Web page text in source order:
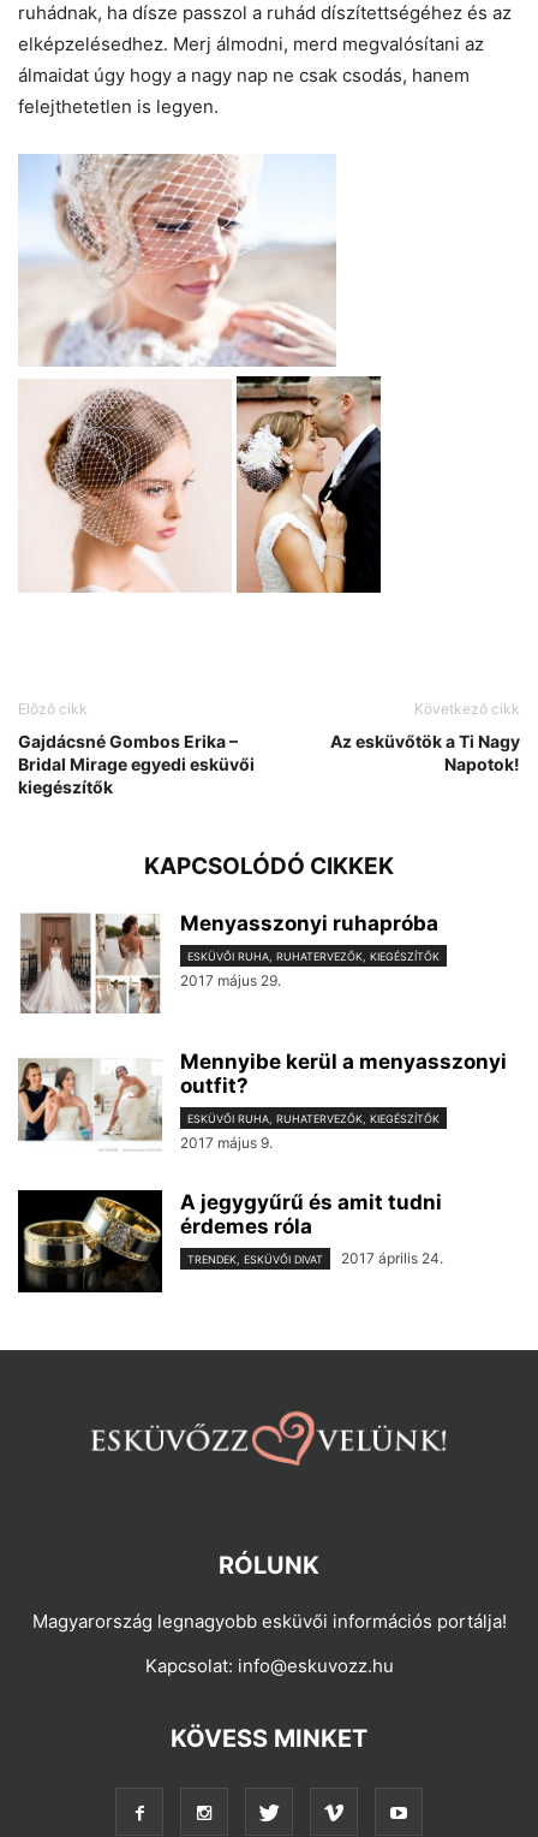
ruhádnak, ha dísze passzol a ruhád díszítettségéhez és az
elképzelésedhez. Merj álmodni, merd megvalósítani az
álmaidat úgy hogy a nagy nap ne csak csodás, hanem
felejthetetlen is legyen.
Előző cikk
Gajdácsné Gombos Erika –
Bridal Mirage egyedi esküvői
kiegészítők
Következő cikk
Az esküvőtök a Ti Nagy
Napotok!
KAPCSOLÓDÓ CIKKEK
Menyasszonyi ruhapróba
ESKÜVŐI RUHA, RUHATERVEZŐK, KIEGÉSZÍTŐK
2017 május 29.
Mennyibe kerül a menyasszonyi
outfit?
ESKÜVŐI RUHA, RUHATERVEZŐK, KIEGÉSZÍTŐK
2017 május 9.
A jegygyűrű és amit tudni
érdemes róla
TRENDEK, ESKÜVŐI DIVAT 2017 április 24.
RÓLUNK
Magyarország legnagyobb esküvői információs portálja!
Kapcsolat: info@eskuvozz.hu
KÖVESS MINKET